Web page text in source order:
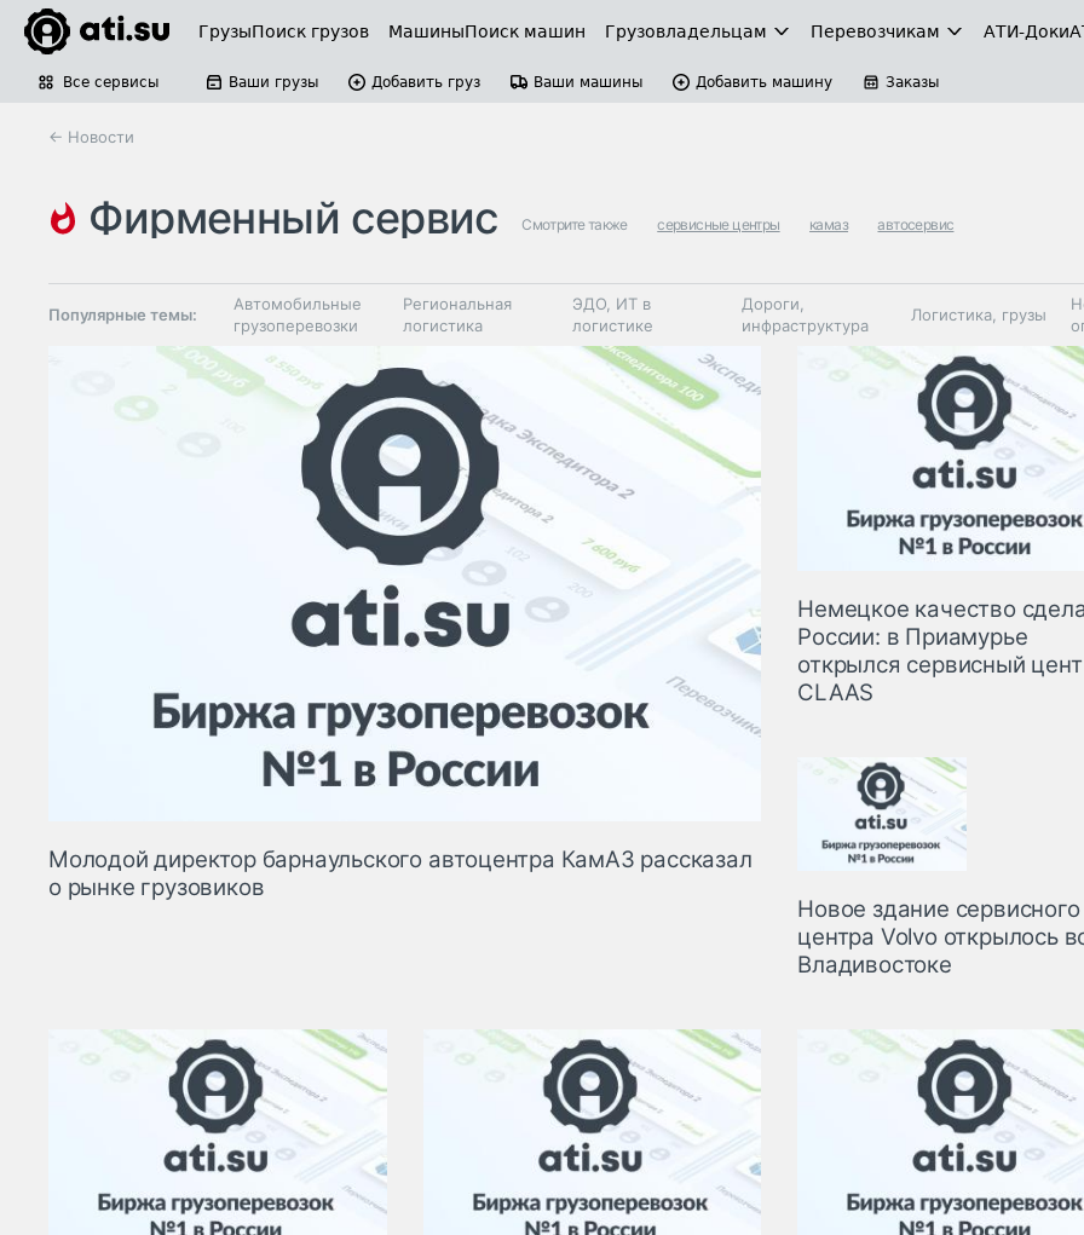
ГрузыПоиск грузов МашиныПоиск машин Грузовладельцам Перевозчикам АТИ-Доки
Все сервисы Ваши грузы Добавить груз Ваши машины Добавить машину Заказы
← Новости
фирменный сервис Смотрите также сервисные центры камаз автосервис
Популярные темы:
Автомобильные
грузоперевозки
Региональная
логистика
ЭДО, ИТ в
логистике
Дороги,
инфраструктура
Логистика, грузы
Таможня и ВЭД
грузовые
терминалы
Коммерческий
транспорт
Спецтехника
Автосервис,
запчасти, шины
Молодой директор барнаульского автоцентра КамАЗ рассказал
о рынке грузовиков
Немецкое качество
России: в Приамурье
открылся сервисный
CLAAS
Новое здание сервисного
центра Volvo открылось
Владивостоке